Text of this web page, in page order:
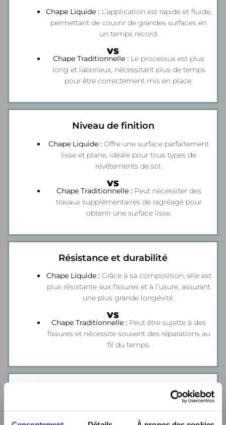
Chape Liquide :L’application est rapide et fluide,
permettant de couvrir de grandes surfaces en
un temps record.
VS
Chape Traditionnelle : Le processus est plus
long et laborieux, nécessitant plus de temps
pour être correctement mis en place.
Niveau de finition
Chape Liquide : Offre une surface parfaitement
lisse et plane, idéale pour tous types de
revêtements de sol.
VS
Chape Traditionnelle :Peut nécessiter des
travaux supplémentaires de ragréage pour
obtenir une surface lisse.
Résistance et durabilité
Chape Liquide :Grâce à sa composition, elle est
plus résistante aux fissures et à l’usure, assurant
une plus grande longévité.
VS
Chape Traditionnelle : Peut être sujette à des
fissures et nécessite souvent des réparations au
fil du temps.
les systèmes de chauffage par le sol,